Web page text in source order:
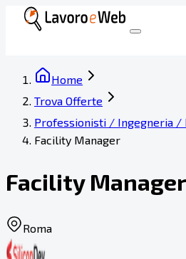
Home
Trova Offerte
Professionisti / Ingegneria /
Facility Manager
Facility Manager
Roma